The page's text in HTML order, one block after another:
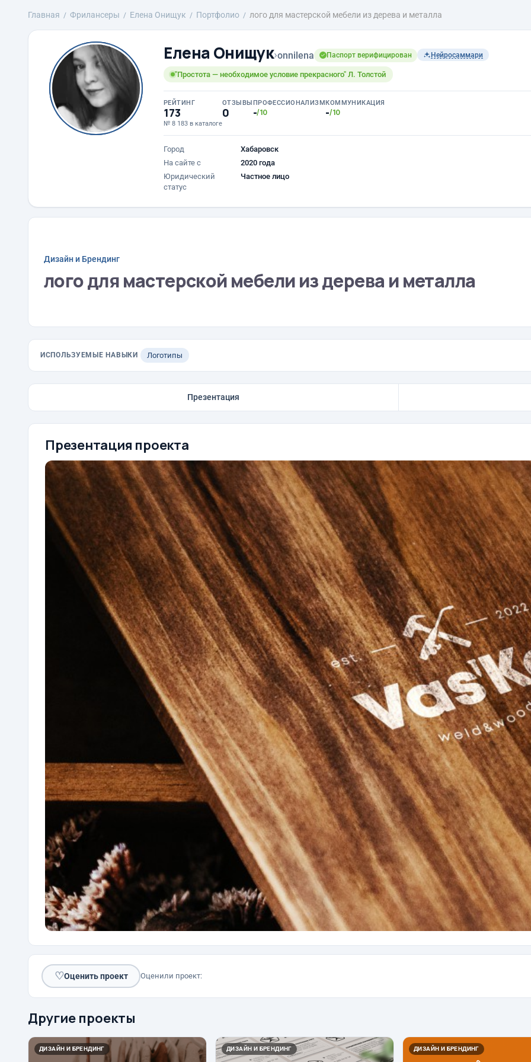
Главная Фрилансеры Елена Онищук Портфолио лого для мастерской мебели из дерева и металла
Елена Онищук›onnilena Паспорт верифицирован Нейросаммари
"Простота — необходимое условие прекрасного" Л. Толстой
РЕЙТИНГ
173
№ 8 183 в каталоге
ОТЗЫВЫ
0
ПРОФЕССИОНАЛИЗМ
-/10
КОММУНИКАЦИЯ
-/10
Город
Хабаровск
На сайте с
2020 года
Юридический
статус
Частное лицо
Дизайн и Брендинг
лого для мастерской мебели из дерева и металла
ИСПОЛЬЗУЕМЫЕ НАВЫКИ Логотипы
Презентация
Презентация проекта
♡Оценить проект Оценили проект:
Другие проекты
ДИЗАЙН И БРЕНДИНГ ДИЗАЙН И БРЕНДИНГ ДИЗАЙН И БРЕНДИНГ